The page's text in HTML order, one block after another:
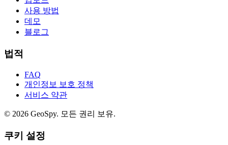
사용 방법
데모
블로그
법적
FAQ
개인정보 보호 정책
서비스 약관
© 2026 GeoSpy. 모든 권리 보유.
쿠키 설정